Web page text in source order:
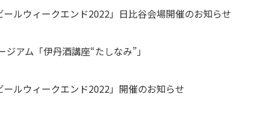
ルウィークエンド2022」日比谷会場開催のお知らせ
アム「伊丹酒講座“たしなみ”」
ルウィークエンド2022」開催のお知らせ